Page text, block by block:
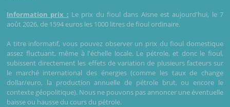
Information prix : Le prix du fioul dans Aisne est aujourd'hui, le 7
août 2026, de 1594 euros les 1000 litres de fioul ordinaire.
A titre informatif, vous pouvez observer un prix du fioul domestique
assez fluctuant, même à l'échelle locale. Le pétrole, et donc le fioul,
subissent directement les effets de variation de plusieurs facteurs sur
le marché international des énergies (comme les taux de change
dollar/euro, la production annuelle de pétrole brut, ou encore le
contexte géopolitique). Nous ne pouvons pas annoncer une éventuelle
baisse ou hausse du cours du pétrole.